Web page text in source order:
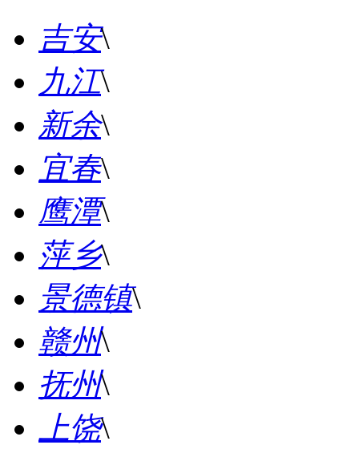
吉安\
九江\
新余\
宜春\
鹰潭\
萍乡\
景德镇\
赣州\
抚州\
上饶\